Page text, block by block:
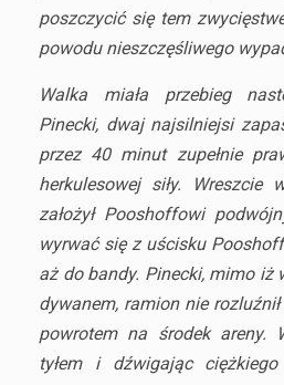
poszczycić się tem
powodu nieszczęśliwego
Walka miała przebieg
Pinecki, dwaj najsilniejsi
przez 40 minut zupełnie
herkulesowej siły. Wreszcie
założył Pooshoffowi
wyrwać się z uścisku
aż do bandy. Pinecki, mimo iż
dywanem, ramion nie
powrotem na środek areny.
tyłem i dźwigając